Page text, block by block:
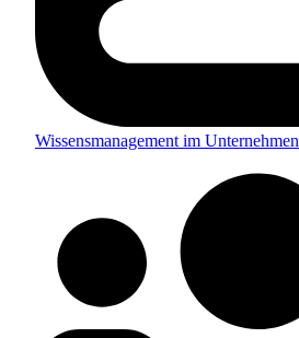
Wissensmanagement im Unternehmen